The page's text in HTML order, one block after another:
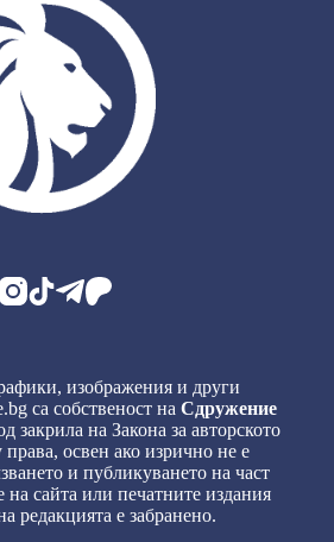
изображения и други
са собственост наСдружение
закрила на Закона за авторското
освен ако изрично не е
и публикуването на част
сайта или печатните издания
редакцията е забранено.